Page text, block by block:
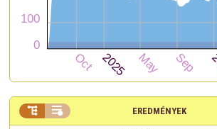
EREDMÉNYEK
 